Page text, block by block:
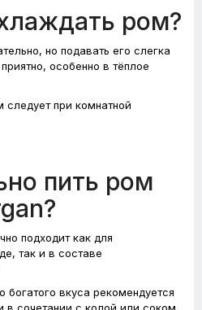
ром?
но подавать его слегка
особенно в тёплое
при комнатной
пить ром
подходит как для
так и в составе
богатого вкуса рекомендуется